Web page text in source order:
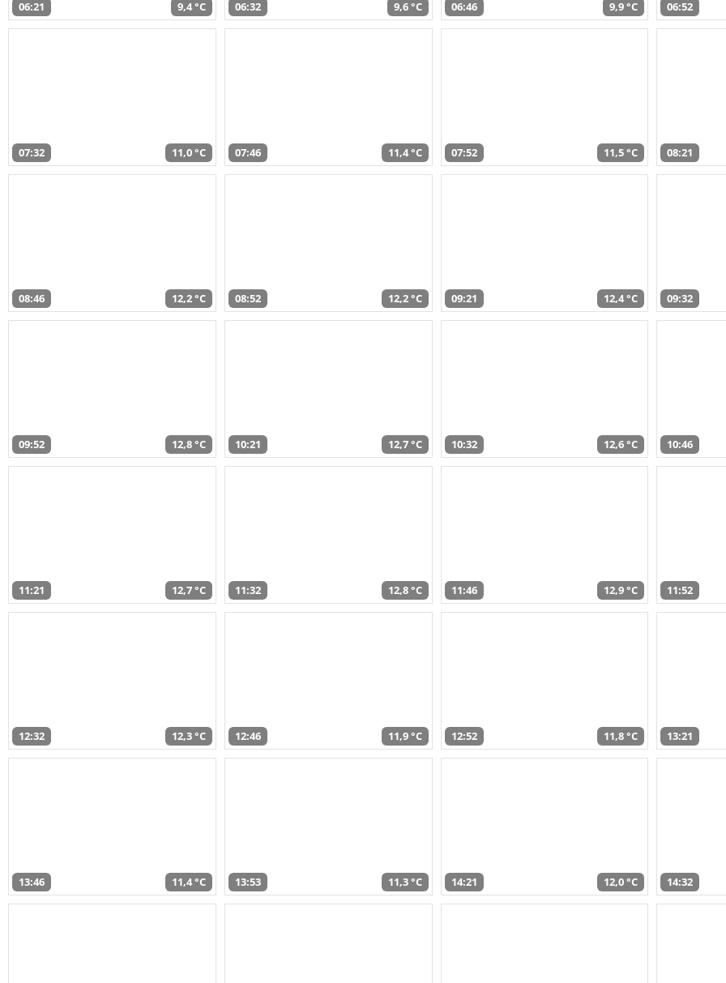
06:21 9,4 °C 06:32 9,6 °C 06:46 9,9 °C 06:52
07:32 11,0 °C 07:46 11,4 °C 07:52 11,5 °C 08:21
08:46 12,2 °C 08:52 12,2 °C 09:21 12,4 °C 09:32
09:52 12,8 °C 10:21 12,7 °C 10:32 12,6 °C 10:46
11:21 12,7 °C 11:32 12,8 °C 11:46 12,9 °C 11:52
12:32 12,3 °C 12:46 11,9 °C 12:52 11,8 °C 13:21
13:46 11,4 °C 13:53 11,3 °C 14:21 12,0 °C 14:32